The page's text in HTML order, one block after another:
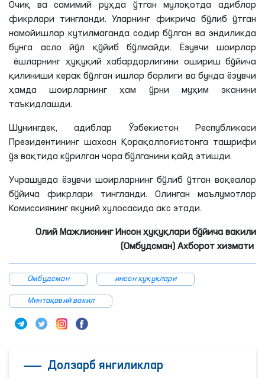
Очиқ ва самимий руҳда ўтган мулоқотда адиблар
фикрлари тингланди. Уларнинг фикрича бўлиб ўтган
намойишлар кутилмаганда содир бўлган ва эндиликда
бунга асло йўл қўйиб бўлмайди. Ёзувчи шоирлар
ёшларнинг ҳуқуқий хабардорлигини ошириш бўйича
қилиниши керак бўлган ишлар борлиги ва бунда ёзувчи
ҳамда шоирларнинг ҳам ўрни муҳим эканини
таъкидлашди.
Шунингдек, адиблар Ўзбекистон Республикаси
Президентининг шахсан Қорақалпоғистонга ташрифи
ўз вақтида кўрилган чора бўлганини қайд этишди.
Учрашувда ёзувчи шоирларнинг бўлиб ўтган воқеалар
бўйича фикрлари тингланди. Олинган маълумотлар
Комиссиянинг якуний хулосасида акс этади.
Олий Мажлиснинг Инсон ҳуқуқлари бўйича вакили
(Омбудсман) Ахборот хизмати
Омбудсман инсон ҳуқуқлари
Минтақавий вакил
Долзарб янгиликлар